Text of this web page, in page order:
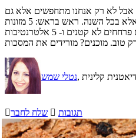
אבל לא רק אנחנו מתחפשים אלא גם
המזונות שלנו, ולא רק בפורים אלא בכל השנה. ראש בראש: 5 מזונות
שנראים תמימים ובפועל הם פרחחים לא קטנים ו- 5 אלטרנטיבות
נטלי שמש
שלח לחבר  תגובות